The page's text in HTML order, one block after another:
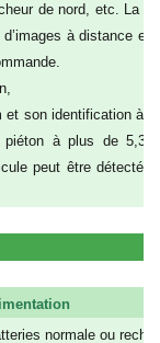
de nord, etc. La
à distance et
son identification à
piéton à plus de 5,3
peut être détecté
normale ou